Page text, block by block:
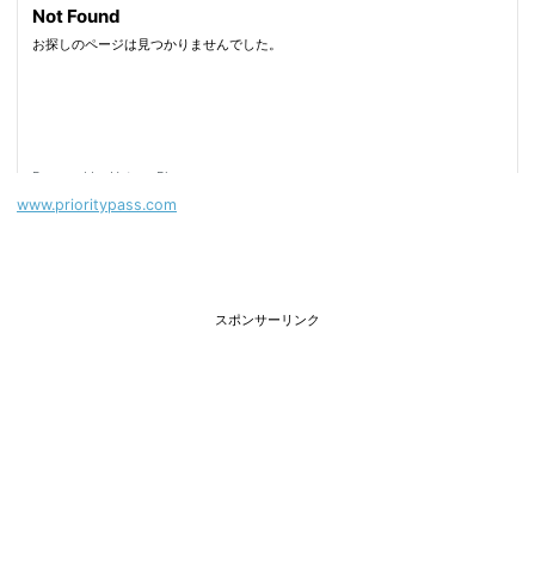
www.prioritypass.com
スポンサーリンク